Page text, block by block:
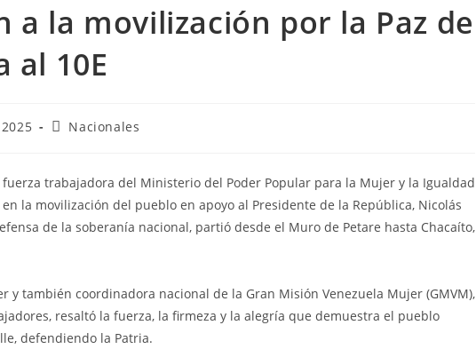
a la movilización por la Paz de
al 10E
Nacionales
fuerza trabajadora del Ministerio del Poder Popular para la Mujer y la Igualdad
la movilización del pueblo en apoyo al Presidente de la República, Nicolás
de la soberanía nacional, partió desde el Muro de Petare hasta Chacaíto,
también coordinadora nacional de la Gran Misión Venezuela Mujer (GMVM),
resaltó la fuerza, la firmeza y la alegría que demuestra el pueblo
defendiendo la Patria.